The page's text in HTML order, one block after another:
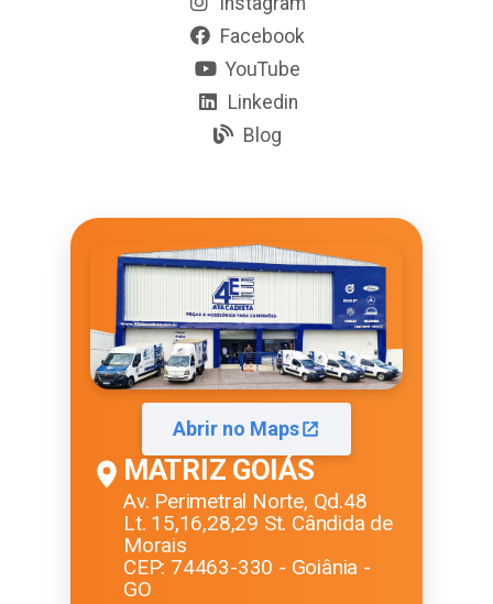
Facebook
YouTube
Linkedin
Blog
Abrir no Maps
MATRIZ GOIÁS
Av. Perimetral Norte, Qd.48
Lt. 15,16,28,29 St. Cândida de
Morais
CEP: 74463-330 - Goiânia -
GO